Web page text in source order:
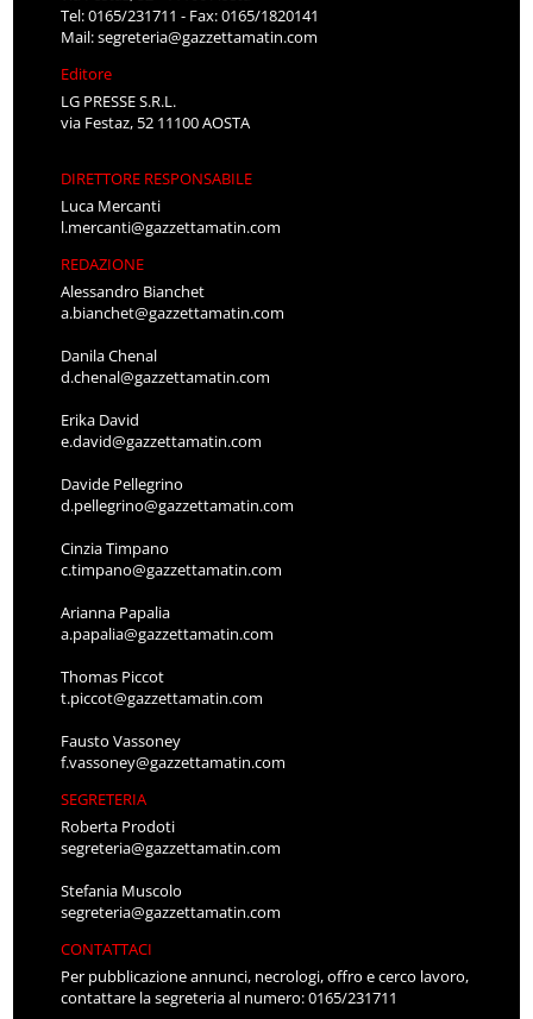
Tel: 0165/231711 - Fax: 0165/1820141
Mail:segreteria@gazzettamatin.com
Editore
LG PRESSE S.R.L.
via Festaz, 52 11100 AOSTA
DIRETTORE RESPONSABILE
Luca Mercanti
l.mercanti@gazzettamatin.com
REDAZIONE
Alessandro Bianchet
a.bianchet@gazzettamatin.com
Danila Chenal
d.chenal@gazzettamatin.com
Erika David
e.david@gazzettamatin.com
Davide Pellegrino
d.pellegrino@gazzettamatin.com
Cinzia Timpano
c.timpano@gazzettamatin.com
Arianna Papalia
a.papalia@gazzettamatin.com
Thomas Piccot
t.piccot@gazzettamatin.com
Fausto Vassoney
f.vassoney@gazzettamatin.com
SEGRETERIA
Roberta Prodoti
segreteria@gazzettamatin.com
Stefania Muscolo
segreteria@gazzettamatin.com
CONTATTACI
Per pubblicazione annunci, necrologi, offro e cerco lavoro,
contattare la segreteria al numero: 0165/231711